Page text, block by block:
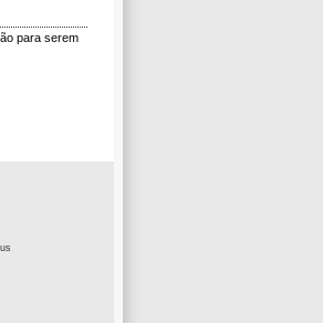
para serem